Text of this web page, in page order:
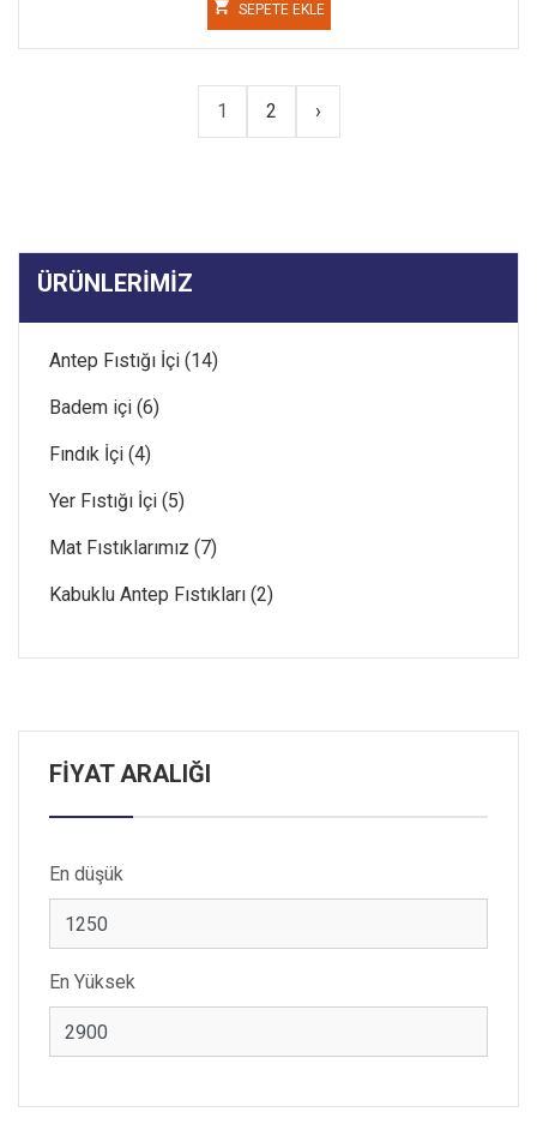
ÜRÜNLERIMIZ
Antep Fıstığı İçi (14)
Badem içi (6)
Fındık İçi (4)
Yer Fıstığı İçi (5)
Mat Fıstıklarımız (7)
Kabuklu Antep Fıstıkları (2)
FİYAT ARALIĞI
En düşük
En Yüksek
SEPETE EKLE
1 2 ›